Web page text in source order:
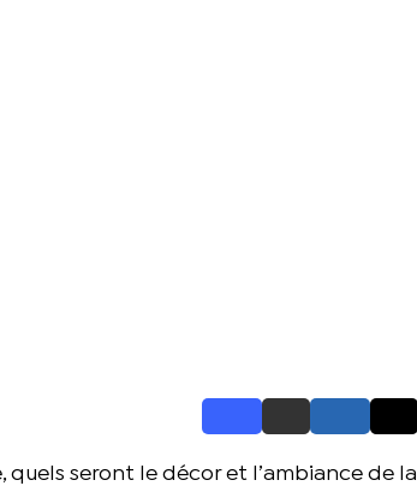
quels seront le décor et l’ambiance de la